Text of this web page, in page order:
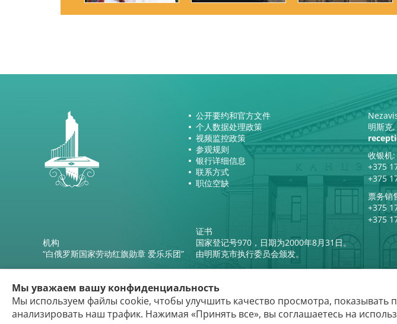
机构
“白俄罗斯国家劳动红旗勋章 爱乐乐团”
公开要约和官方文件
个人数据处理政策
视频监控政策
参观规则
银行详细信息
联系方式
职位空缺
明斯克
收银机:
+375
+375
票务销
+375
+375
证书
国家登记号970，日期为2000年8月31日。
由明斯克市执行委员会颁发。
Мы уважаем вашу конфиденциальность
Мы используем файлы cookie, чтобы улучшить качество просмотра, показывать
анализировать наш трафик. Нажимая «Принять все», вы соглашаетесь на